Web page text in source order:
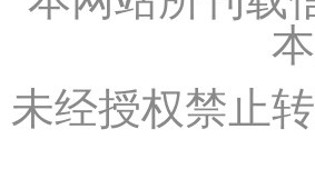
未经授权禁止